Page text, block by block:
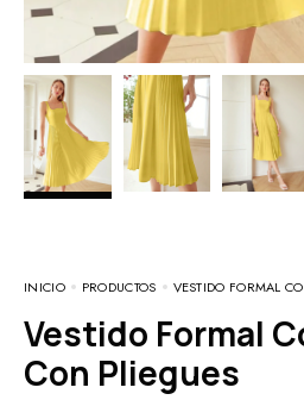
INICIO PRODUCTOS VESTIDO FORMAL
Vestido Formal Corte Medio
Con Pliegues